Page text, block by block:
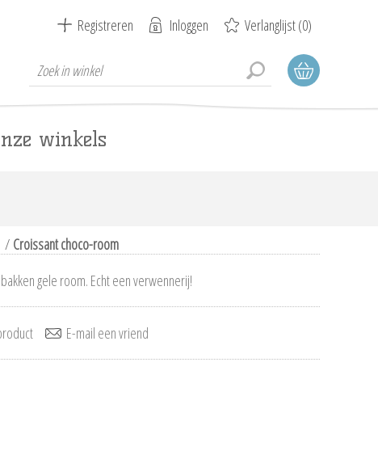
Registreren Inloggen Verlanglijst(0)
winkels
/ Croissant choco-room
gele room. Echt een verwennerij!